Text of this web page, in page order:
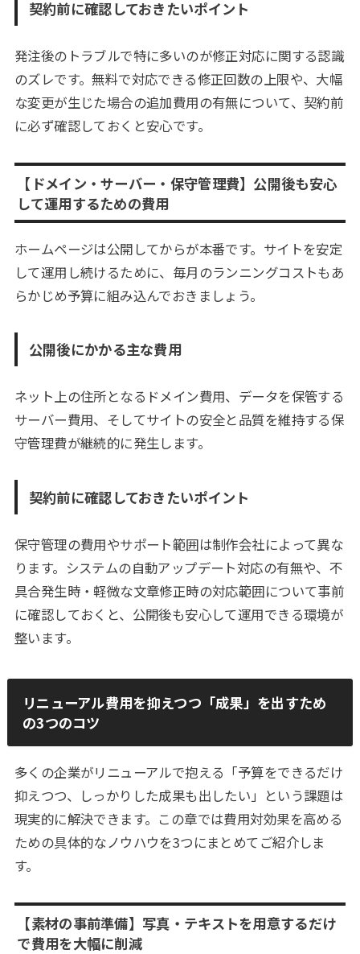
契約前に確認しておきたいポイント
発注後のトラブルで特に多いのが修正対応に関する認識
のズレです。無料で対応できる修正回数の上限や、大幅
な変更が生じた場合の追加費用の有無について、契約前
に必ず確認しておくと安心です。
【ドメイン・サーバー・保守管理費】公開後も安心
して運用するための費用
ホームページは公開してからが本番です。サイトを安定
して運用し続けるために、毎月のランニングコストもあ
らかじめ予算に組み込んでおきましょう。
公開後にかかる主な費用
ネット上の住所となるドメイン費用、データを保管する
サーバー費用、そしてサイトの安全と品質を維持する保
守管理費が継続的に発生します。
契約前に確認しておきたいポイント
保守管理の費用やサポート範囲は制作会社によって異な
ります。システムの自動アップデート対応の有無や、不
具合発生時・軽微な文章修正時の対応範囲について事前
に確認しておくと、公開後も安心して運用できる環境が
整います。
リニューアル費用を抑えつつ「成果」を出すため
の3つのコツ
多くの企業がリニューアルで抱える「予算をできるだけ
抑えつつ、しっかりした成果も出したい」という課題は
現実的に解決できます。この章では費用対効果を高める
ための具体的なノウハウを3つにまとめてご紹介しま
す。
【素材の事前準備】写真・テキストを用意するだけ
で費用を大幅に削減